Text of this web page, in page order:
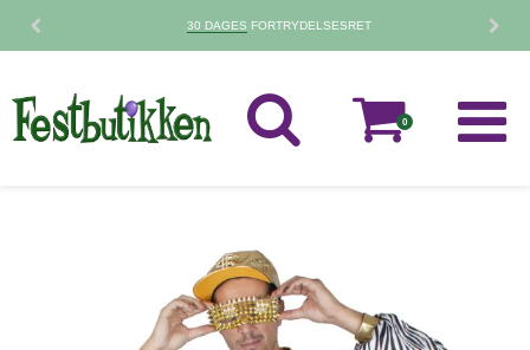
30 DAGESFORTRYDELSESRET
0